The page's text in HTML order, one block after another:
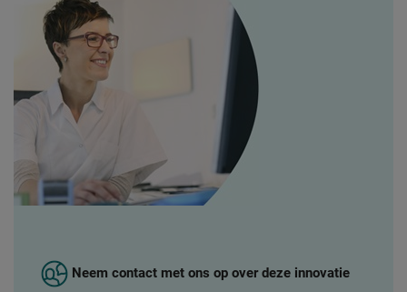
Neem contact met ons op over deze innovatie